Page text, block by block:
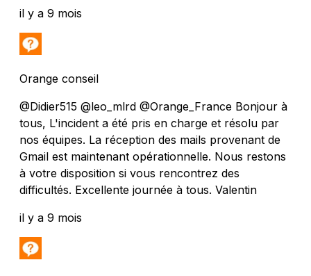
il y a 9 mois
Orange conseil
@Didier515 @leo_mlrd @Orange_France Bonjour à
tous, L'incident a été pris en charge et résolu par
nos équipes. La réception des mails provenant de
Gmail est maintenant opérationnelle. Nous restons
à votre disposition si vous rencontrez des
difficultés. Excellente journée à tous. Valentin
il y a 9 mois